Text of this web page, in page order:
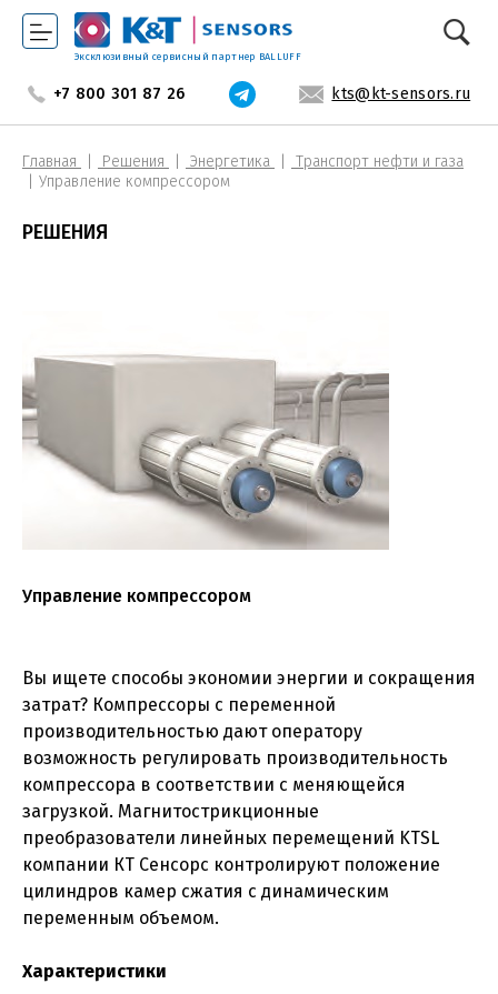
Эксклюзивный сервисный партнер BALLUFF
+7 800 301 87 26 kts@kt-sensors.ru
Главная Решения Энергетика
Транспорт нефти и газа
Управление компрессором
РЕШЕНИЯ
Управление компрессором
Вы ищете способы экономии энергии и сокращения
затрат? Компрессоры с переменной
производительностью дают оператору
возможность регулировать производительность
компрессора в соответствии с меняющейся
загрузкой. Магнитострикционные
преобразователи линейных перемещений KTSL
компании КТ Сенсорс контролируют положение
цилиндров камер сжатия с динамическим
переменным объемом.
Характеристики